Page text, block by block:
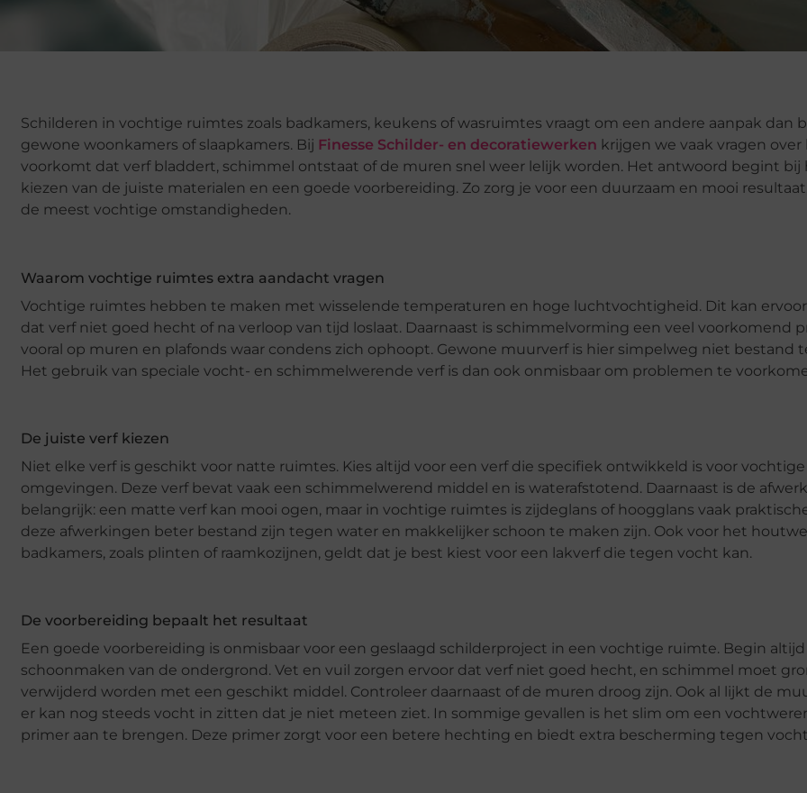
Schilderen in vochtige ruimtes zoals badkamers, keukens of wasruimtes vraagt om een andere aanpak dan
gewone woonkamers of slaapkamers. Bij Finesse Schilder- en decoratiewerken krijgen we vaak vragen over
voorkomt dat verf bladdert, schimmel ontstaat of de muren snel weer lelijk worden. Het antwoord begint bij
kiezen van de juiste materialen en een goede voorbereiding. Zo zorg je voor een duurzaam en mooi
de meest vochtige omstandigheden.
Waarom vochtige ruimtes extra aandacht vragen
Vochtige ruimtes hebben te maken met wisselende temperaturen en hoge luchtvochtigheid. Dit kan
dat verf niet goed hecht of na verloop van tijd loslaat. Daarnaast is schimmelvorming een veel voorkomend
vooral op muren en plafonds waar condens zich ophoopt. Gewone muurverf is hier simpelweg niet bestand
Het gebruik van speciale vocht- en schimmelwerende verf is dan ook onmisbaar om problemen te
De juiste verf kiezen
Niet elke verf is geschikt voor natte ruimtes. Kies altijd voor een verf die specifiek ontwikkeld is voor vochtige
omgevingen. Deze verf bevat vaak een schimmelwerend middel en is waterafstotend. Daarnaast is de
belangrijk: een matte verf kan mooi ogen, maar in vochtige ruimtes is zijdeglans of hoogglans vaak
deze afwerkingen beter bestand zijn tegen water en makkelijker schoon te maken zijn. Ook voor het
badkamers, zoals plinten of raamkozijnen, geldt dat je best kiest voor een lakverf die tegen vocht kan.
De voorbereiding bepaalt het resultaat
Een goede voorbereiding is onmisbaar voor een geslaagd schilderproject in een vochtige ruimte. Begin
schoonmaken van de ondergrond. Vet en vuil zorgen ervoor dat verf niet goed hecht, en schimmel moet
verwijderd worden met een geschikt middel. Controleer daarnaast of de muren droog zijn. Ook al lijkt de
er kan nog steeds vocht in zitten dat je niet meteen ziet. In sommige gevallen is het slim om een
primer aan te brengen. Deze primer zorgt voor een betere hechting en biedt extra bescherming tegen